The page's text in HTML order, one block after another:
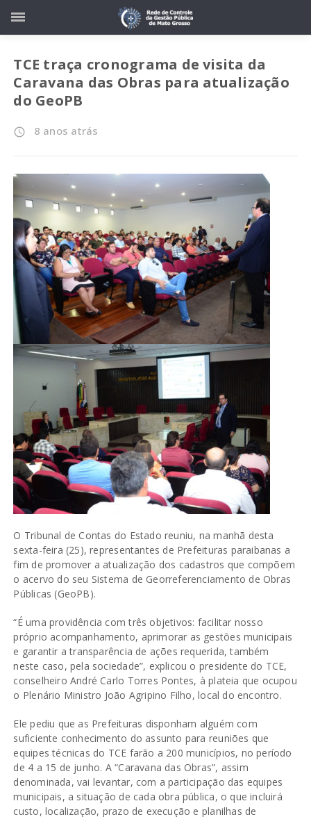
TCE traça cronograma de visita da
Caravana das Obras para atualização
do GeoPB
access_time 8 anos atrás
O Tribunal de Contas do Estado reuniu, na manhã desta
sexta-feira (25), representantes de Prefeituras paraibanas a
fim de promover a atualização dos cadastros que compõem
o acervo do seu Sistema de Georreferenciamento de Obras
Públicas (GeoPB).
“É uma providência com três objetivos: facilitar nosso
próprio acompanhamento, aprimorar as gestões municipais
e garantir a transparência de ações requerida, também
neste caso, pela sociedade”, explicou o presidente do TCE,
conselheiro André Carlo Torres Pontes, à plateia que ocupou
o Plenário Ministro João Agripino Filho, local do encontro.
Ele pediu que as Prefeituras disponham alguém com
suficiente conhecimento do assunto para reuniões que
equipes técnicas do TCE farão a 200 municípios, no período
de 4 a 15 de junho. A “Caravana das Obras”, assim
denominada, vai levantar, com a participação das equipes
municipais, a situação de cada obra pública, o que incluirá
custo, localização, prazo de execução e planilhas de